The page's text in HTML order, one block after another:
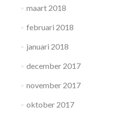
maart 2018
februari 2018
januari 2018
december 2017
november 2017
oktober 2017